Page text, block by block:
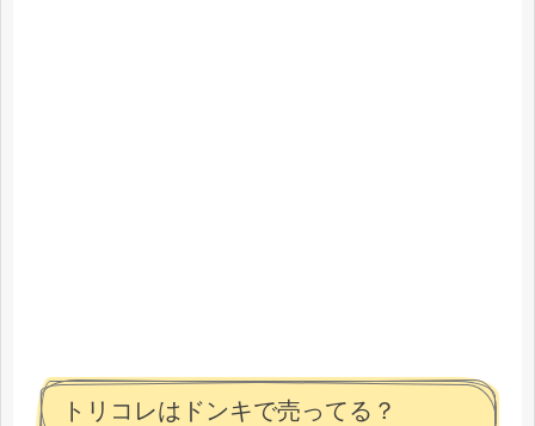
トリコレはドンキで売ってる？